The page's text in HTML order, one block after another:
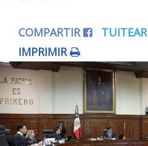
Editorial
Nacional
Colaboradores
Internacional
COMPARTIR TUITEAR
IMPRIMIR